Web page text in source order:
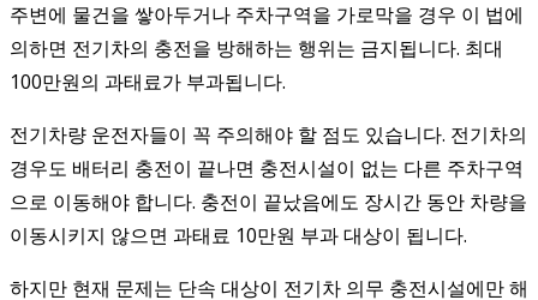
주변에 물건을 쌓아두거나 주차구역을 가로막을 경우 이 법에
의하면 전기차의 충전을 방해하는 행위는 금지됩니다. 최대
100만원의 과태료가 부과됩니다.
전기차량 운전자들이 꼭 주의해야 할 점도 있습니다. 전기차의
경우도 배터리 충전이 끝나면 충전시설이 없는 다른 주차구역
으로 이동해야 합니다. 충전이 끝났음에도 장시간 동안 차량을
이동시키지 않으면 과태료 10만원 부과 대상이 됩니다.
하지만 현재 문제는 단속 대상이 전기차 의무 충전시설에만 해